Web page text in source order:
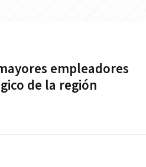
empleadores
de la región